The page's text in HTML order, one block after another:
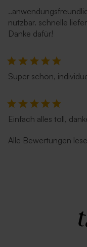
nutzbar. schnelle
Danke dafür!
Super schön,
Einfach alles toll,
Alle Bewertungen